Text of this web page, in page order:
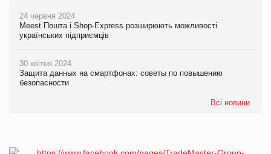
24 червня 2024
Meest Пошта і Shop-Express розширюють можливості
українських підприємців
30 квітня 2024
Защита данных на смартфонах: советы по повышению
безопасности
Всі новини